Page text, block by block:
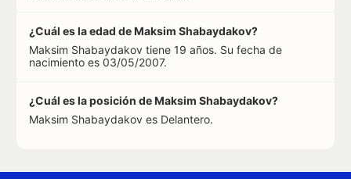
¿Cuál es la edad de Maksim Shabaydakov?
Maksim Shabaydakov tiene 19 años. Su fecha de
nacimiento es 03/05/2007.
¿Cuál es la posición de Maksim Shabaydakov?
Maksim Shabaydakov es Delantero.